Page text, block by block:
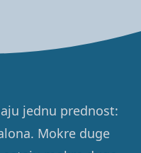
jednu prednost:
Mokre duge